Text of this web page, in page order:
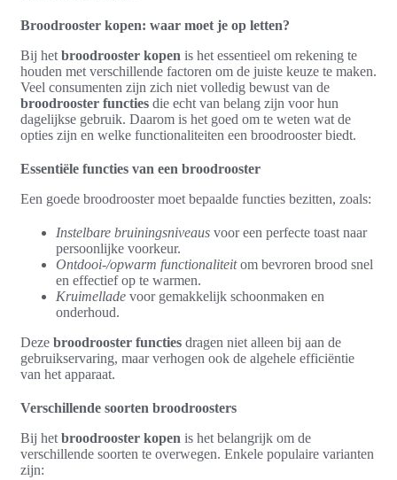
Broodrooster kopen: waar moet je op letten?
Bij het broodrooster kopen is het essentieel om rekening te
houden met verschillende factoren om de juiste keuze te maken.
Veel consumenten zijn zich niet volledig bewust van de
broodrooster functies die echt van belang zijn voor hun
dagelijkse gebruik. Daarom is het goed om te weten wat de
opties zijn en welke functionaliteiten een broodrooster biedt.
Essentiële functies van een broodrooster
Een goede broodrooster moet bepaalde functies bezitten, zoals:
Instelbare bruiningsniveaus voor een perfecte toast naar
persoonlijke voorkeur.
Ontdooi-/opwarm functionaliteitom bevroren brood snel
en effectief op te warmen.
Kruimellade voor gemakkelijk schoonmaken en
onderhoud.
Deze broodrooster functies dragen niet alleen bij aan de
gebruikservaring, maar verhogen ook de algehele efficiëntie
van het apparaat.
Verschillende soorten broodroosters
Bij het broodrooster kopen is het belangrijk om de
verschillende soorten te overwegen. Enkele populaire varianten
zijn: